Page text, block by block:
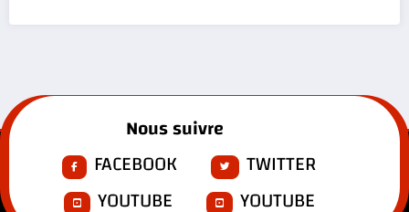
Nous suivre
FACEBOOK
TWITTER
YOUTUBE
YOUTUBE